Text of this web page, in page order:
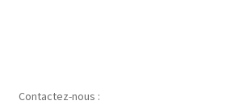
Contactez-nous :